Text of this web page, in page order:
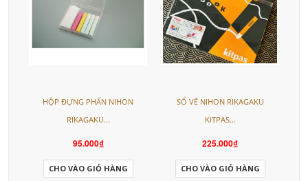
HỘP ĐỰNG PHẤN NIHON
RIKAGAKU...
95.000₫
CHO VÀO GIỎ HÀNG
SỔ VẼ NIHON RIKAGAKU
KITPAS...
225.000₫
CHO VÀO GIỎ HÀNG